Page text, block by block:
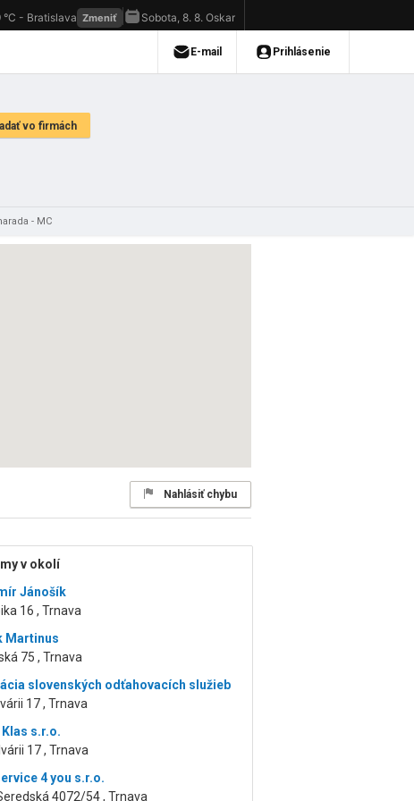
- MC
Nahlásiť chybu
v okolí
Jánošík
16 , Trnava
Martinus
75 , Trnava
slovenských odťahovacích služieb
17 , Trnava
Klas s.r.o.
17 , Trnava
4 you s.r.o.
4072/54 , Trnava